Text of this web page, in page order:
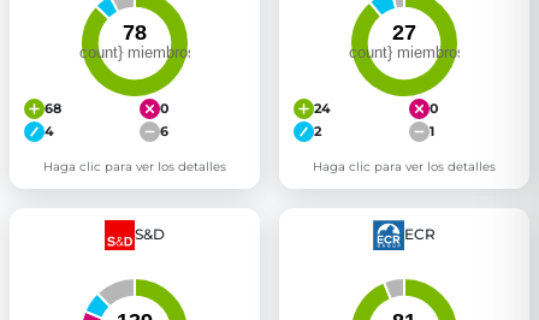
68
0
4
6
Haga clic para ver los detalles
24
0
2
1
Haga clic para ver los detalles
S&D ECR